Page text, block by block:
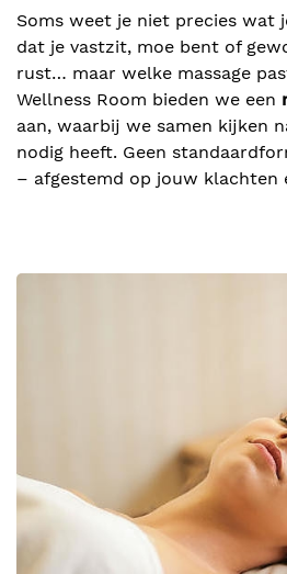
Soms weet je niet precies wat
dat je vastzit, moe bent of
rust… maar welke massage
Wellness Room bieden we een
aan, waarbij we samen kijken
nodig heeft. Geen
– afgestemd op jouw klachten